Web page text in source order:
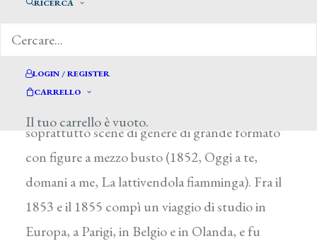
RICERCA
LOGIN / REGISTER
CARRELLO
Il tuo carrello è vuoto.
1862
torinese nel 1850 e ne frequentò
soprattutto scene di genere di grande formato
con figure a mezzo busto (1852, Oggi a te,
domani a me, La lattivendola fiamminga). Fra il
1853 e il 1855 compì un viaggio di studio in
Europa, a Parigi, in Belgio e in Olanda, e fu